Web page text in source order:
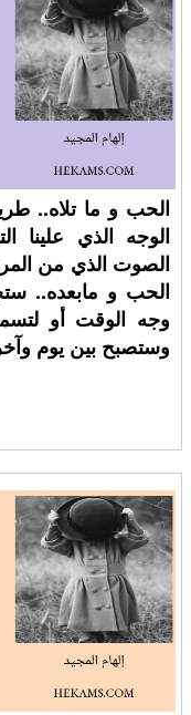
الحب و ما تلاه..
الوجه الذي علينا
الصوت الذي من
الحب و مابعده..
وجه الوقت أو
وستصبح بين يوم